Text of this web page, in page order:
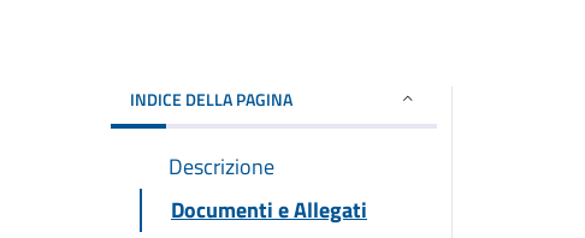
INDICE DELLA PAGINA
Descrizione
Documenti e Allegati